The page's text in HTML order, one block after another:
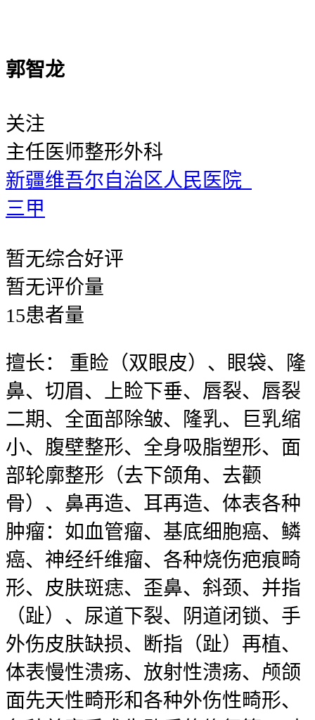
郭智龙
关注
主任医师整形外科
新疆维吾尔自治区人民医院
三甲
暂无综合好评
暂无评价量
15患者量
擅长：
重睑（双眼皮）、眼袋、隆
鼻、切眉、上睑下垂、唇裂、唇裂
二期、全面部除皱、隆乳、巨乳缩
小、腹壁整形、全身吸脂塑形、面
部轮廓整形（去下颌角、去颧
骨）、鼻再造、耳再造、体表各种
肿瘤：如血管瘤、基底细胞癌、鳞
癌、神经纤维瘤、各种烧伤疤痕畸
形、皮肤斑痣、歪鼻、斜颈、并指
（趾）、尿道下裂、阴道闭锁、手
外伤皮肤缺损、断指（趾）再植、
体表慢性溃疡、放射性溃疡、颅颌
面先天性畸形和各种外伤性畸形、